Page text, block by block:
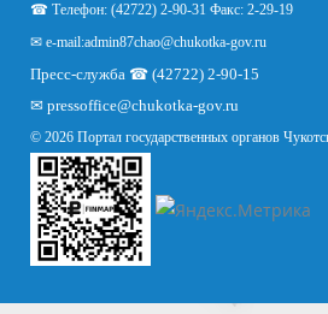
☎ Телефон: (42722) 2-90-31 Факс: 2-29-19
✉ e-mail:admin87chao@chukotka-gov.ru
Пресс-служба ☎ (42722) 2-90-15
✉ pressoffice@chukotka-gov.ru
© 2026 Портал государственных органов